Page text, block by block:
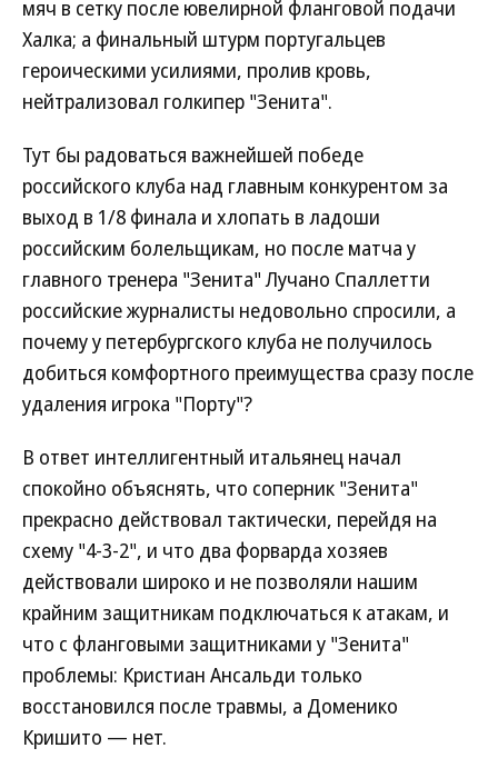
мяч в сетку после ювелирной фланговой подачи
Халка; а финальный штурм португальцев
героическими усилиями, пролив кровь,
нейтрализовал голкипер "Зенита".
Тут бы радоваться важнейшей победе
российского клуба над главным конкурентом за
выход в 1/8 финала и хлопать в ладоши
российским болельщикам, но после матча у
главного тренера "Зенита" Лучано Спаллетти
российские журналисты недовольно спросили, а
почему у петербургского клуба не получилось
добиться комфортного преимущества сразу после
удаления игрока "Порту"?
В ответ интеллигентный итальянец начал
спокойно объяснять, что соперник "Зенита"
прекрасно действовал тактически, перейдя на
схему "4-3-2", и что два форварда хозяев
действовали широко и не позволяли нашим
крайним защитникам подключаться к атакам, и
что с фланговыми защитниками у "Зенита"
проблемы: Кристиан Ансальди только
восстановился после травмы, а Доменико
Кришито — нет.